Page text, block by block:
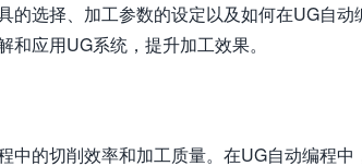
的选择、加工参数的设定以及如何在UG自
和应用UG系统，提升加工效果。
中的切削效率和加工质量。在UG自动编程